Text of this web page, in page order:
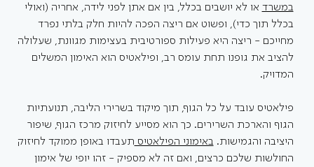
במשרד או לא יושבים בכלל, בין אם אתן לפני לידה, אחריה (ואולי
בכלל תוך כדי), ופשוט אם ריצה הפכה להיות חלק בלתי נפרד
מחייכם - ריצה היא פעילות ספורטיבית בעצימות מגוונת, שעלולה
להציב את גופנו תחת עומס רב, ופילאטיס הוא האימון המשלים
המדויק.
פילאטיס עובד על כל הגוף, תוך מיקוד בשרירי הליבה, תנועתיות
הגוף והארכת השרירים. כך הוא מסייע לחיזוק מרכז הגוף, שיפור
היציבה והגמישות. באימוני הפילאטיס תעבדו באופן ממוקד לחיזוק
החולשות שלכם כרצים, ואם זה לא מספיק - זהו יופי של אימון